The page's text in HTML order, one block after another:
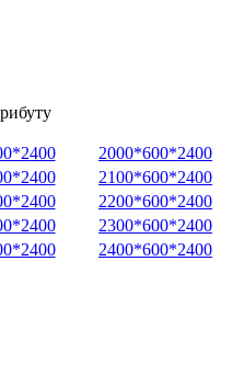
2000*600*2400
2100*600*2400
2200*600*2400
2300*600*2400
2400*600*2400